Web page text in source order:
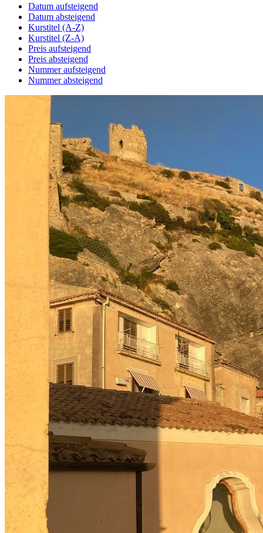
Datum aufsteigend
Datum absteigend
Kurstitel (A-Z)
Kurstitel (Z-A)
Preis aufsteigend
Preis absteigend
Nummer aufsteigend
Nummer absteigend